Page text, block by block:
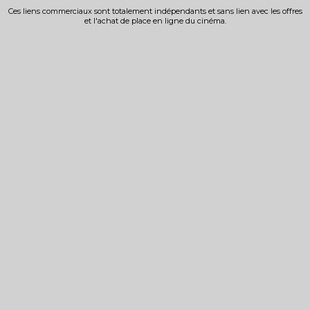
Ces liens commerciaux sont totalement indépendants et sans lien avec les offres
et l'achat de place en ligne du cinéma.